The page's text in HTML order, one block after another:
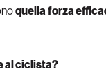
quellaforza
al ciclista?